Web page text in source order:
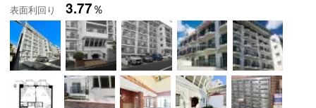
表面利回り 3.77％